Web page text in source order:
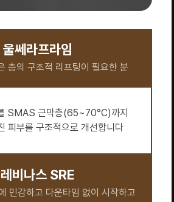
울쎄라프라임
층의 구조적 리프팅이 필요한 분
SMAS 근막층(65~70°C)까지
피부를 구조적으로 개선합니다
레비나스 SRE
민감하고 다운타임 없이 시작하고